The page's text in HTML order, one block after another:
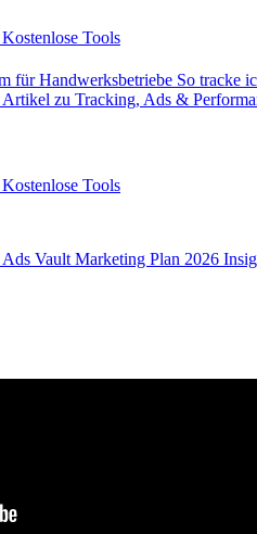
Kostenlose Tools
für Handwerksbetriebe So tracke
Artikel zu Tracking, Ads &
Kostenlose Tools
Vault Marketing Plan 2026